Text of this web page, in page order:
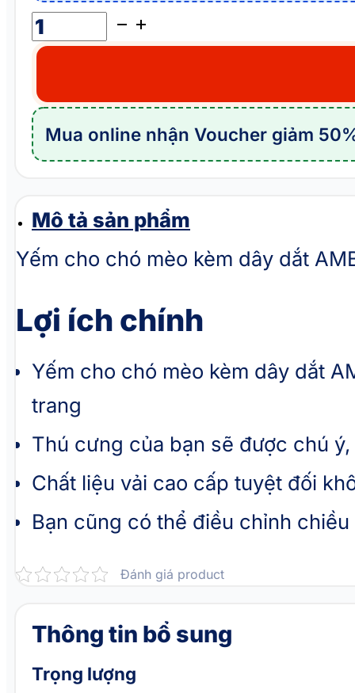
Mô tả sản phẩm
Yếm cho chó mèo kèm dây dắt
Lợi ích chính
Yếm cho chó mèo kèm dây dắt
trang
Thú cưng của bạn sẽ được chú
Chất liệu vải cao cấp tuyệt đối
Bạn cũng có thể điều chỉnh
Đánh giá product
Yếm
cho
mèo
kèm
dây
PET
1JXS072
số
Mua online nhận Voucher giảm
Thông tin bổ sung
Trọng lượng